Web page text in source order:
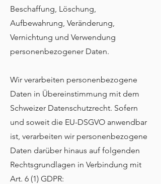
Beschaffung, Löschung,
Aufbewahrung, Veränderung,
Vernichtung und Verwendung
personenbezogener Daten.
Wir verarbeiten personenbezogene
Daten in Übereinstimmung mit dem
Schweizer Datenschutzrecht. Sofern
und soweit die EU-DSGVO anwendbar
ist, verarbeiten wir personenbezogene
Daten darüber hinaus auf folgenden
Rechtsgrundlagen in Verbindung mit
Art. 6 (1) GDPR: